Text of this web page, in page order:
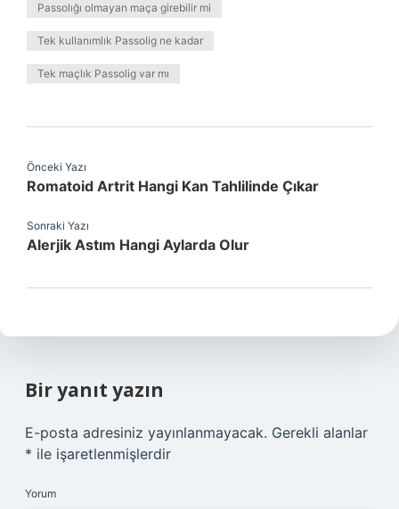
Passolığı olmayan maça girebilir mi
Tek kullanımlık Passolig ne kadar
Tek maçlık Passolig var mı
Önceki Yazı
Romatoid Artrit Hangi Kan Tahlilinde Çıkar
Sonraki Yazı
Alerjik Astım Hangi Aylarda Olur
Bir yanıt yazın
E-posta adresiniz yayınlanmayacak. Gerekli alanlar
* ile işaretlenmişlerdir
Yorum